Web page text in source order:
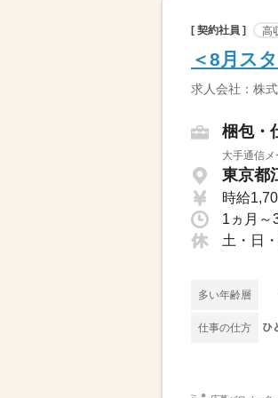
[ 契約社員 ] 高
＜8月ス
求人会社：株
梱包・
大手通信
東京都
時給
1ヵ月～
土・日
多い年齢層
仕事の仕方